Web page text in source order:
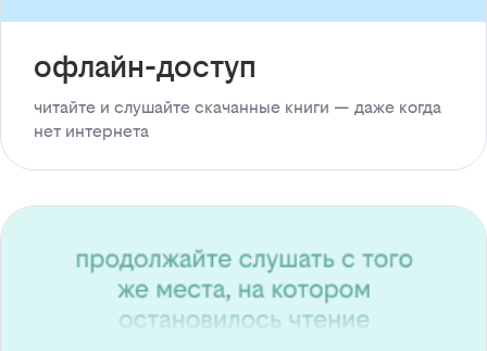
офлайн-доступ
читайте и слушайте скачанные книги — даже когда
нет интернета